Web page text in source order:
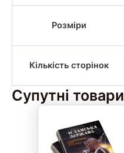
Розміри
Кількість сторінок
Супутні товари